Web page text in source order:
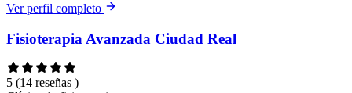
Ver perfil completo
Fisioterapia Avanzada Ciudad Real
5 (14 reseñas )